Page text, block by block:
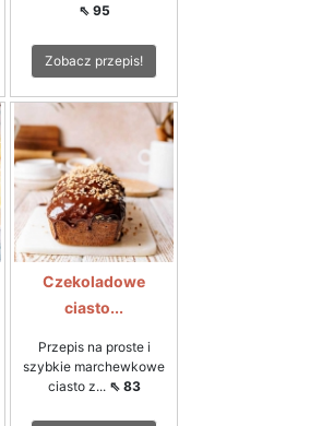
⇖ 95
Zobacz przepis!
Czekoladowe
ciasto...
Przepis na proste i
szybkie marchewkowe
ciasto z... ⇖ 83